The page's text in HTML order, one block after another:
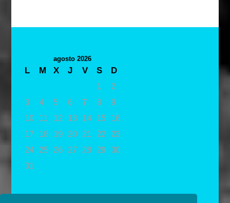
agosto 2026
L M X J V S
D
1
2
3
4 5 6 7 8
9
10
11 12 13 14 15
16
17
18 19 20 21 22
23
24
25 26 27 28 29 30
31